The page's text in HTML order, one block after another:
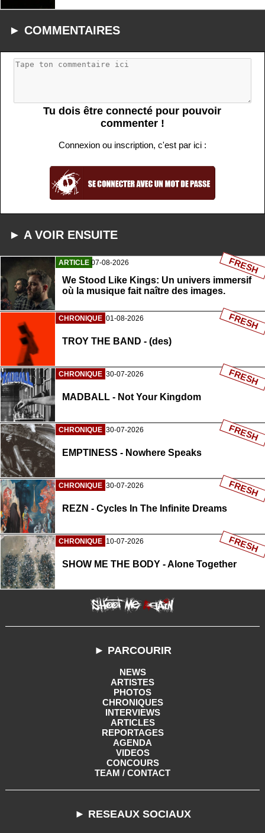
► COMMENTAIRES
Tu dois être connecté pour pouvoir
commenter !
Connexion ou inscription, c'est par ici :
► A VOIR ENSUITE
ARTICLE 07-08-2026
We Stood Like Kings: Un univers immersif
où la musique fait naître des images.
FRESH
CHRONIQUE 01-08-2026
TROY THE BAND - (des)
FRESH
CHRONIQUE 30-07-2026
MADBALL - Not Your Kingdom
FRESH
CHRONIQUE 30-07-2026
EMPTINESS - Nowhere Speaks
FRESH
CHRONIQUE 30-07-2026
REZN - Cycles In The Infinite Dreams
FRESH
CHRONIQUE 10-07-2026
SHOW ME THE BODY - Alone Together
FRESH
► PARCOURIR
NEWS
ARTISTES
PHOTOS
CHRONIQUES
INTERVIEWS
ARTICLES
REPORTAGES
AGENDA
VIDEOS
CONCOURS
TEAM / CONTACT
► RESEAUX SOCIAUX